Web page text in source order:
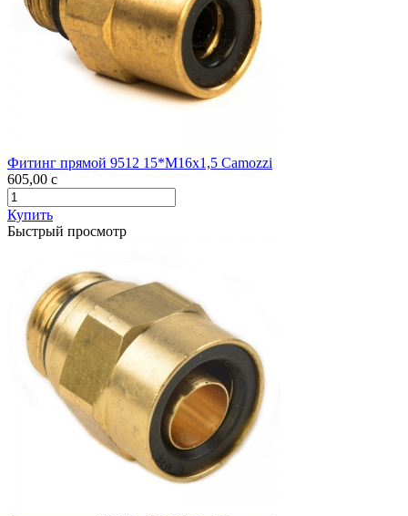
Фитинг прямой 9512 15*М16х1,5 Camozzi
605,00 c
Купить
Быстрый просмотр